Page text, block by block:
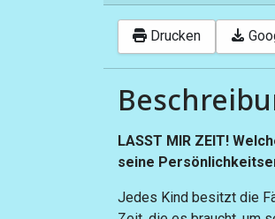
Drucken
LASST MIR ZEIT!
seine
Jedes Kind besitzt die